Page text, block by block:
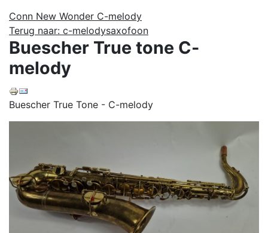
Conn New Wonder C-melody
Terug naar: c-melodysaxofoon
Buescher True tone C-
melody
Buescher True Tone - C-melody